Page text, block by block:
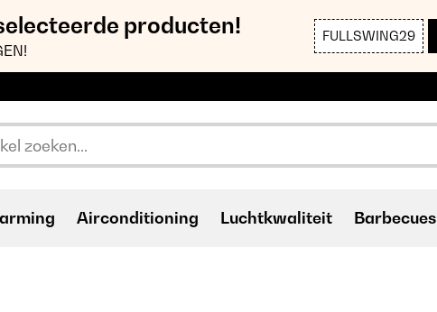
producten! FULLSWING29
Airconditioning Luchtkwaliteit Barbecues